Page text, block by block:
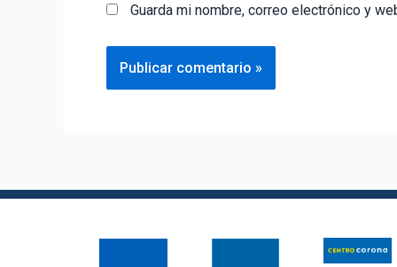
Guarda mi nombre, correo electrónico y